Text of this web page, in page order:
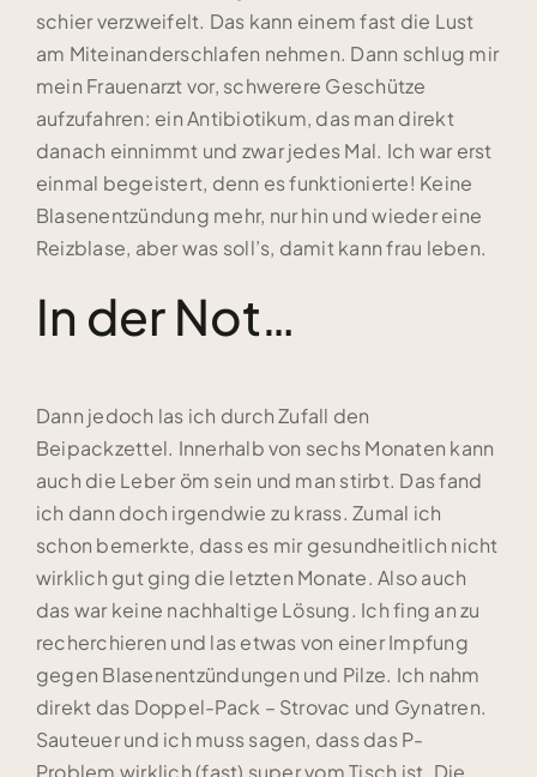
schier verzweifelt. Das kann einem fast die Lust
am Miteinanderschlafen nehmen. Dann schlug mir
mein Frauenarzt vor, schwerere Geschütze
aufzufahren: ein Antibiotikum, das man direkt
danach einnimmt und zwar jedes Mal. Ich war erst
einmal begeistert, denn es funktionierte! Keine
Blasenentzündung mehr, nur hin und wieder eine
Reizblase, aber was soll’s, damit kann frau leben.
In der Not…
Dann jedoch las ich durch Zufall den
Beipackzettel. Innerhalb von sechs Monaten kann
auch die Leber öm sein und man stirbt. Das fand
ich dann doch irgendwie zu krass. Zumal ich
schon bemerkte, dass es mir gesundheitlich nicht
wirklich gut ging die letzten Monate. Also auch
das war keine nachhaltige Lösung. Ich fing an zu
recherchieren und las etwas von einer Impfung
gegen Blasenentzündungen und Pilze. Ich nahm
direkt das Doppel-Pack – Strovac und Gynatren.
Sauteuer und ich muss sagen, dass das P-
Problem wirklich (fast) super vom Tisch ist. Die